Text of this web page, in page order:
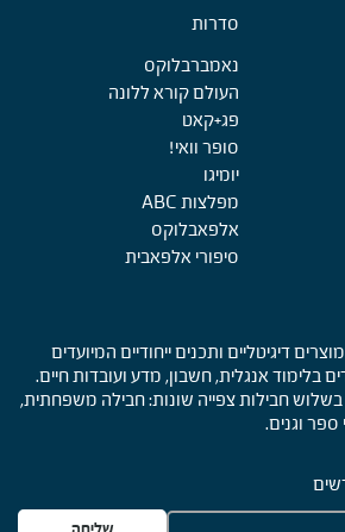
סדרות
נאמברבלוקס
העולם קורא ללונה
פג+קאט
סופר וואי!
יומיגו
מפלצות ABC
אלפאבלוקס
סיפורי אלפאבית
דיגיטליים ותכנים ייחודיים המיועדים
בשלוש חבילות צפייה שונות: חבילה משפחתית,
וגנים.